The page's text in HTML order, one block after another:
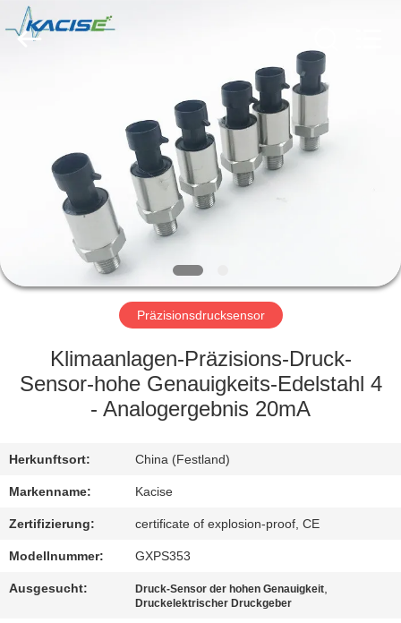
PRODUKTE
VIDEOS
ÜBER
UNS
FABRIK-
AUSFLUG
TRETEN
SIE
MIT
UNS
Kacise
Optronics
Co.,Ltd..
Präzisionsdrucksensor
Klimaanlagen-Präzisions-Druck-
Sensor-hohe Genauigkeits-Edelstahl 4
- Analogergebnis 20mA
Herkunftsort: China (Festland)
Markenname: Kacise
Zertifizierung: certificate of explosion-proof, CE
Modellnummer: GXPS353
Ausgesucht: Druck-Sensor der hohen Genauigkeit,
Druckelektrischer Druckgeber